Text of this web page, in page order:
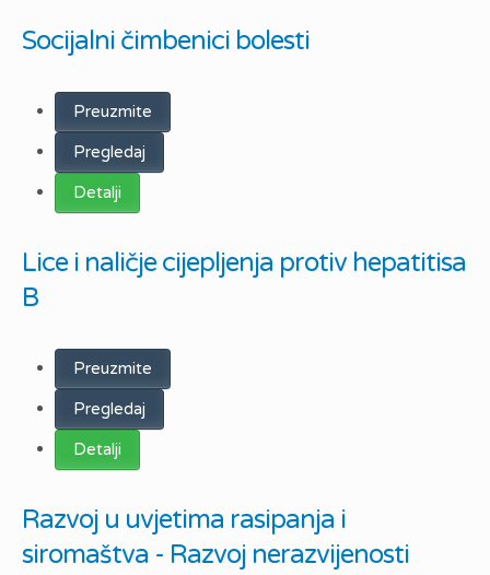
Socijalni čimbenici bolesti
Preuzmite
Pregledaj
Detalji
Lice i naličje cijepljenja protiv hepatitisa
B
Preuzmite
Pregledaj
Detalji
Razvoj u uvjetima rasipanja i
siromaštva - Razvoj nerazvijenosti